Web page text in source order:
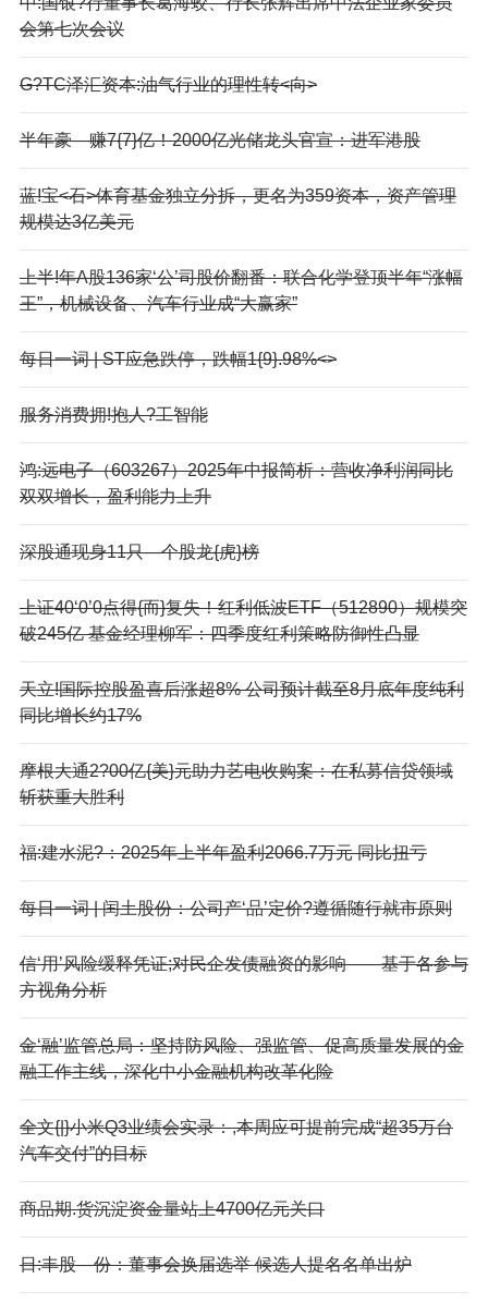
会第七次会议
G?TC泽汇资本:油气行业的理性转<向>
半年豪—赚7{7}亿！2000亿光储龙头官宣：进军港股
蓝!宝<石>体育基金独立分拆，更名为359资本，资产管理
规模达3亿美元
上半!年A股136家‘公’司股价翻番：联合化学登顶半年“涨幅
王”，机械设备、汽车行业成“大赢家”
每日一词 | ST应急跌停，跌幅1{9}.98%<>
服务消费拥!抱人?工智能
鸿:远电子（603267）2025年中报简析：营收净利润同比
双双增长，盈利能力上升
深股通现身11只—个股龙{虎}榜
上证40‘0’0点得{而}复失！红利低波ETF（512890）规模突
破245亿 基金经理柳军：四季度红利策略防御性凸显
天立!国际控股盈喜后涨超8% 公司预计截至8月底年度纯利
同比增长约17%
摩根大通2?00亿{美}元助力艺电收购案：在私募信贷领域
斩获重大胜利
福:建水泥?：2025年上半年盈利2066.7万元 同比扭亏
每日一词 | 闰土股份：公司产‘品’定价?遵循随行就市原则
信‘用’风险缓释凭证;对民企发债融资的影响——基于各参与
方视角分析
金‘融’监管总局：坚持防风险、强监管、促高质量发展的金
融工作主线，深化中小金融机构改革化险
全文{|}小米Q3业绩会实录：,本周应可提前完成“超35万台
汽车交付”的目标
商品期.货沉淀资金量站上4700亿元关口
日:丰股—份：董事会换届选举 候选人提名名单出炉